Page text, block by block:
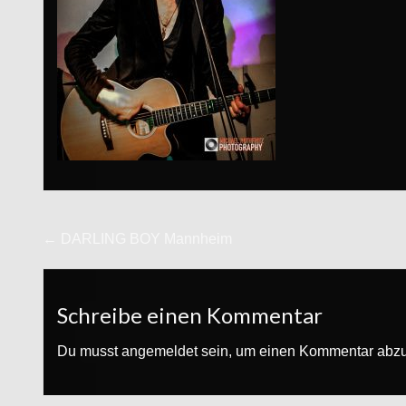
Navigation
Schreibe einen Kommentar
Du musstangemeldetsein, um einen Kommentar